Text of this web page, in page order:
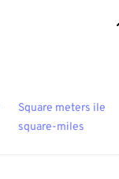
Square meters ile
square-miles